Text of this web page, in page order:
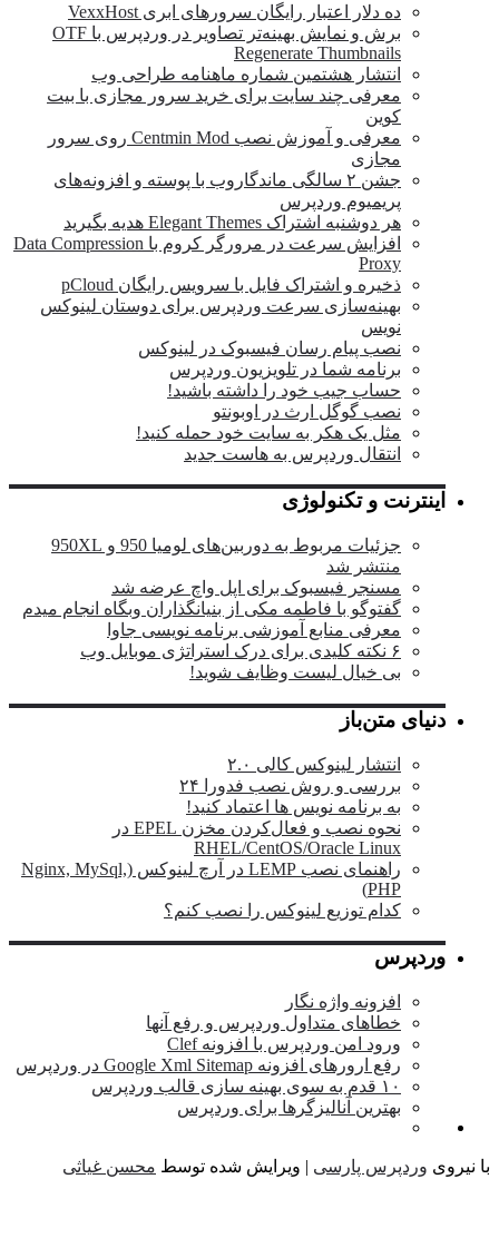
ده دلار اعتبار رایگان سرورهای ابری VexxHost
برش و نمایش بهینه‌تر تصاویر در وردپرس با OTF
Regenerate Thumbnails
انتشار هشتمین شماره ماهنامه طراحی وب
معرفی چند سایت برای خرید سرور مجازی با بیت
کوین
معرفی و آموزش نصب Centmin Mod روی سرور
مجازی
جشن ۲ سالگی ماندگار‌وب با پوسته و افزونه‌های
پریمیوم وردپرس
هر دوشنبه اشتراک Elegant Themes هدیه بگیرید
افزایش سرعت در مرورگر کروم با Data Compression
Proxy
ذخیره و اشتراک فایل با سرویس رایگان pCloud
بهینه‌سازی سرعت وردپرس برای دوستان لینوکس
نویس
نصب پیام رسان فیسبوک در لینوکس
برنامه شما در تلویزیون وردپرس
حساب جیب خود را داشته باشید!
نصب گوگل ارث در اوبونتو
مثل یک هکر به سایت خود حمله کنید!
انتقال وردپرس به هاست جدید
اینترنت و تکنولوژی
جزئیات مربوط به دوربین‌های لومیا 950 و 950XL
منتشر شد
مسنجر فیسبوک برای اپل واچ عرضه شد
گفتوگو با فاطمه مکی از بنیانگذاران وبگاه انجام میدم
معرفی منابع آموزشی برنامه نویسی جاوا
بی خیال لیست وظایف شوید!
دنیای متن‌باز
انتشار لینوکس کالی ۲.۰
بررسی و روش نصب فدورا ۲۴
به برنامه نویس ها اعتماد کنید!
نحوه نصب و فعال‌کردن مخزن EPEL در
RHEL/CentOS/Oracle Linux
راهنمای نصب LEMP در آرچ لینوکس (Nginx, MySql,
PHP)
کدام توزیع لینوکس را نصب کنم؟
وردپرس
افزونه واژه نگار
خطاهای متداول وردپرس و رفع آنها
ورود امن وردپرس با افزونه Clef
رفع ارورهای افزونه Google Xml Sitemap در وردپرس
۱۰ قدم به سوی بهینه سازی قالب وردپرس
بهترین آنالیزگرها برای وردپرس
وردپرس پارسی | ویرایش شده توسطمحسن غیاثی